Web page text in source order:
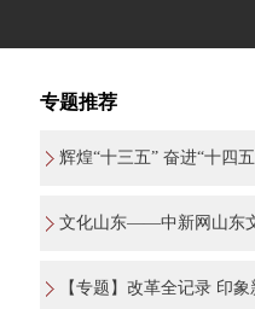
专题推荐
辉煌“十三五” 奋进“十四
文化山东——中新网山东
【专题】改革全记录 印